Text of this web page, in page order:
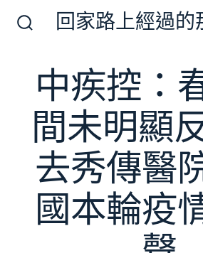
開
關
回家路上經過的
中疾控：
間未明顯
去秀傳醫
國本輪疫